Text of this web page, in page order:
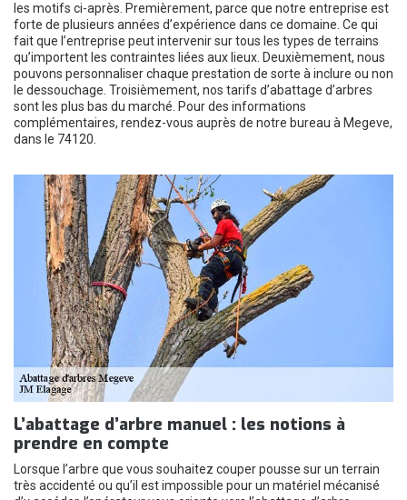
les motifs ci-après. Premièrement, parce que notre entreprise est
forte de plusieurs années d’expérience dans ce domaine. Ce qui
fait que l’entreprise peut intervenir sur tous les types de terrains
qu’importent les contraintes liées aux lieux. Deuxièmement, nous
pouvons personnaliser chaque prestation de sorte à inclure ou non
le dessouchage. Troisièmement, nos tarifs d’abattage d’arbres
sont les plus bas du marché. Pour des informations
complémentaires, rendez-vous auprès de notre bureau à Megeve,
dans le 74120.
L’abattage d’arbre manuel : les notions à
prendre en compte
Lorsque l’arbre que vous souhaitez couper pousse sur un terrain
très accidenté ou qu’il est impossible pour un matériel mécanisé